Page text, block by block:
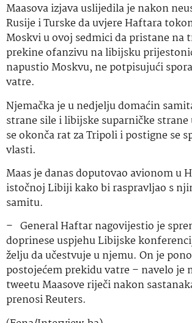
Maasova izjava uslijedila je nakon
Rusije i Turske da uvjere Haftara
Moskvi u ovoj sedmici da pristane
prekine ofanzivu na libijsku
napustio Moskvu, ne potpisujući
vatre.
Njemačka je u nedjelju domaćin
strane sile i libijske suparničke strane
se okonča rat za Tripoli i postigne se
vlasti.
Maas je danas doputovao avionom u
istočnoj Libiji kako bi raspravljao s
samitu.
– General Haftar nagovijestio je
doprinese uspjehu Libijske
želju da učestvuje u njemu. On je
postojećem prekidu vatre – navelo je
tweetu Maasove riječi nakon
prenosi Reuters.